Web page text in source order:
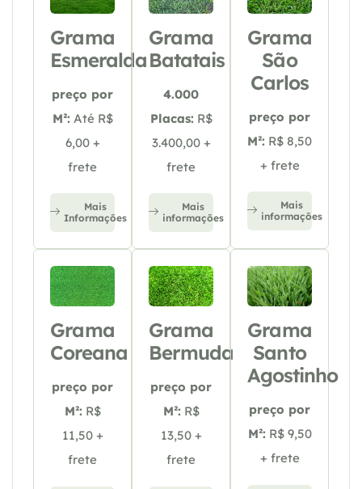
Grama
Esmeralda
preço por
M²: Até R$
6,00 +
frete
Mais
Informações
Grama
Batatais
4.000
Placas: R$
3.400,00 +
frete
Mais
informações
Grama
São
Carlos
preço por
M²: R$ 8,50
+ frete
Mais
informações
Grama
Coreana
preço por
M²: R$
11,50 +
frete
Grama
Bermuda
preço por
M²: R$
13,50 +
frete
Grama
Santo
Agostinho
preço por
M²: R$ 9,50
+ frete